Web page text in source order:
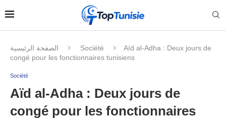
الصفحة الرئيسية Société
Aïd al-Adha : Deux jours de
congé pour les fonctionnaires tunisiens
Société
Aïd al-Adha : Deux jours de
congé pour les fonctionnaires